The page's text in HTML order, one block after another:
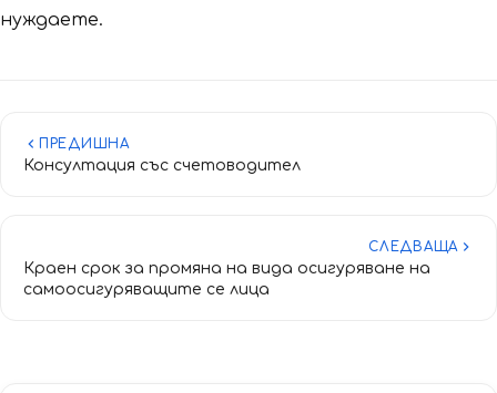
нуждаете.
ПРЕДИШНА
Консултация със счетоводител
СЛЕДВАЩА
Краен срок за промяна на вида осигуряване на
самоосигуряващите се лица